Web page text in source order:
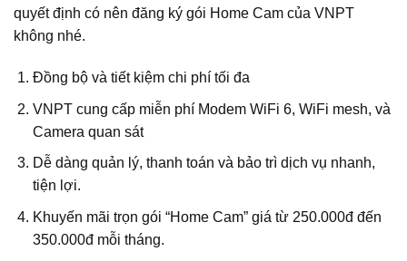
quyết định có nên đăng ký gói Home Cam của VNPT
không nhé.
Đồng bộ và tiết kiệm chi phí tối đa
VNPT cung cấp miễn phí Modem WiFi 6, WiFi mesh, và
Camera quan sát
Dễ dàng quản lý, thanh toán và bảo trì dịch vụ nhanh,
tiện lợi.
Khuyến mãi trọn gói “Home Cam” giá từ 250.000đ đến
350.000đ mỗi tháng.